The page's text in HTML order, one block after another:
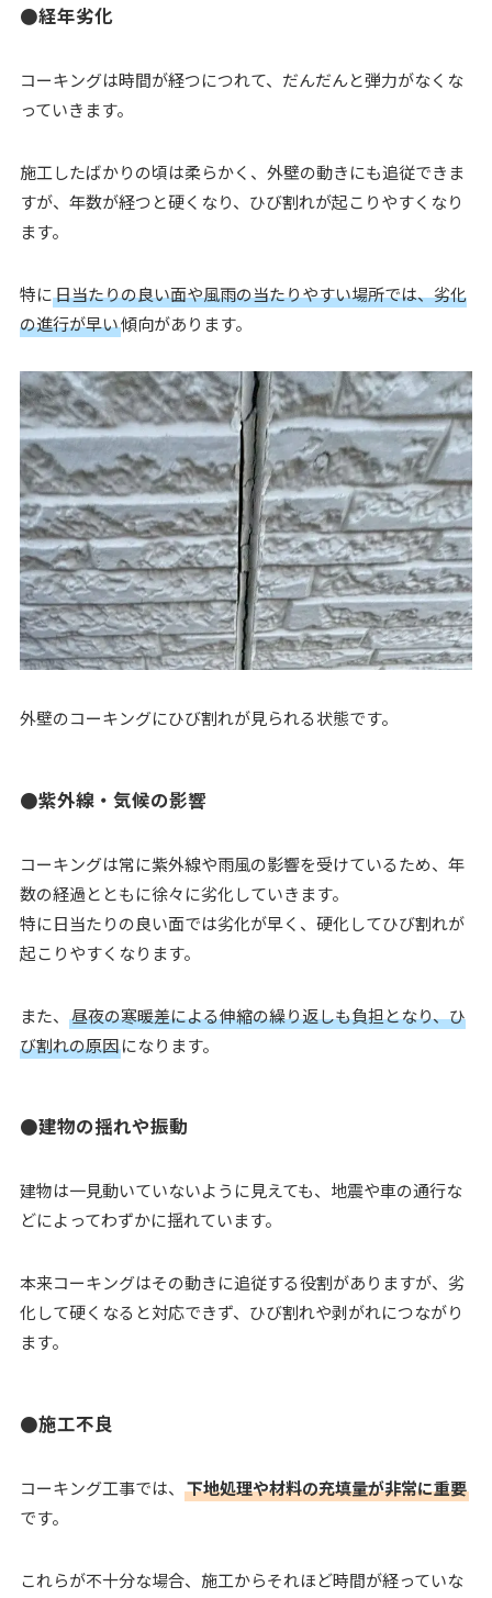
●経年劣化
コーキングは時間が経つにつれて、だんだんと弾力がなくな
っていきます。
施工したばかりの頃は柔らかく、外壁の動きにも追従できま
すが、年数が経つと硬くなり、ひび割れが起こりやすくなり
ます。
特に日当たりの良い面や風雨の当たりやすい場所では、劣化
の進行が早い傾向があります。
外壁のコーキングにひび割れが見られる状態です。
●紫外線・気候の影響
コーキングは常に紫外線や雨風の影響を受けているため、年
数の経過とともに徐々に劣化していきます。
特に日当たりの良い面では劣化が早く、硬化してひび割れが
起こりやすくなります。
また、 昼夜の寒暖差による伸縮の繰り返しも負担となり、ひ
び割れの原因になります。
●建物の揺れや振動
建物は一見動いていないように見えても、地震や車の通行な
どによってわずかに揺れています。
本来コーキングはその動きに追従する役割がありますが、劣
化して硬くなると対応できず、ひび割れや剥がれにつながり
ます。
●施工不良
コーキング工事では、 下地処理や材料の充填量が非常に重要
です。
これらが不十分な場合、施工からそれほど時間が経っていな